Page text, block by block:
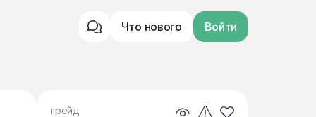
Что нового Войти
грейд